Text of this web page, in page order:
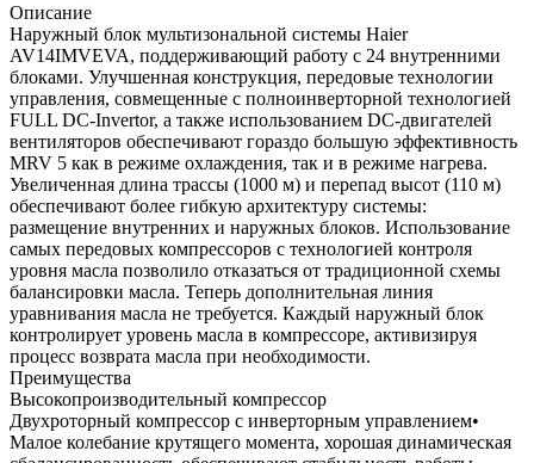
Описание
Наружный блок мультизональной системы Haier
AV14IMVEVA, поддерживающий работу с 24 внутренними
блоками. Улучшенная конструкция, передовые технологии
управления, совмещенные с полноинверторной технологией
FULL DC-Invertor, а также использованием DC-двигателей
вентиляторов обеспечивают гораздо большую эффективность
MRV 5 как в режиме охлаждения, так и в режиме нагрева.
Увеличенная длина трассы (1000 м) и перепад высот (110 м)
обеспечивают более гибкую архитектуру системы:
размещение внутренних и наружных блоков. Использование
самых передовых компрессоров с технологией контроля
уровня масла позволило отказаться от традиционной схемы
балансировки масла. Теперь дополнительная линия
уравнивания масла не требуется. Каждый наружный блок
контролирует уровень масла в компрессоре, активизируя
процесс возврата масла при необходимости.
Преимущества
Высокопроизводительный компрессор
Двухроторный компрессор с инверторным управлением•
Малое колебание крутящего момента, хорошая динамическая